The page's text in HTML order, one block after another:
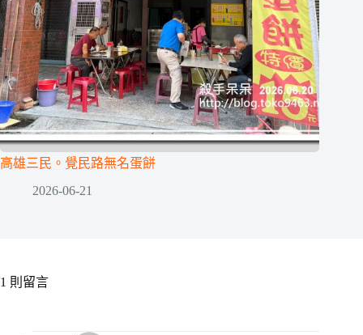
高雄三民。覺民路無名蛋餅
2026-06-21
1 則留言